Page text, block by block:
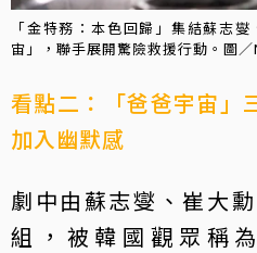
「金特務：本色回歸」集結蘇志
宙」，聯手展開驚險救援行動。圖
看點二：「爸爸宇宙
加入幽默感
劇中由蘇志燮、崔大
組，被韓國觀眾稱